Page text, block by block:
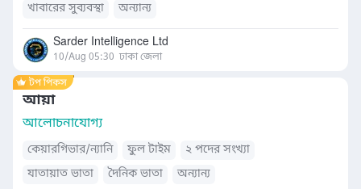
খাবারের সুব্যবস্থা
অন্যান্য
Sarder Intelligence Ltd
10/Aug 05:30 ঢাকা জেলা
আয়া
আলোচনাযোগ্য
কেয়ারগিভার/ন্যানি ফুল টাইম
২ পদের সংখ্যা
যাতায়াত ভাতা
দৈনিক ভাতা অন্যান্য